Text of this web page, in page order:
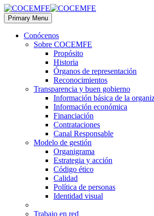
Primary Menu
Conócenos
Sobre COCEMFE
Propósito
Historia
Órganos de representación
Reconocimientos
Transparencia y buen gobierno
Información básica de la
Información económica
Financiación
Contrataciones
Canal Responsable
Modelo de gestión
Organigrama
Estrategia y acción
Código ético
Calidad
Política de personas
Identidad visual
Trabajo en red